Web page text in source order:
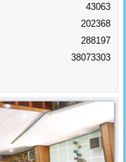
43063
202368
288197
38073303